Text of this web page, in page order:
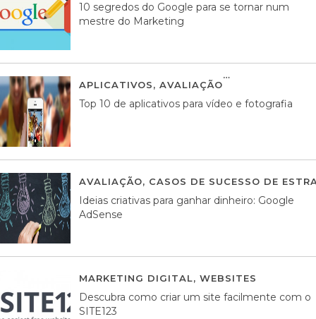
10 segredos do Google para se tornar num
mestre do Marketing
APLICATIVOS, AVALIAÇÃO
Top 10 de aplicativos para vídeo e fotografia
AVALIAÇÃO, CASOS DE SUCESSO DE
Ideias criativas para ganhar dinheiro: Google
AdSense
MARKETING DIGITAL, WEBSITES
Descubra como criar um site facilmente com o
SITE123